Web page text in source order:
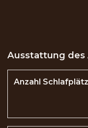
Ausstattung
Anzahl